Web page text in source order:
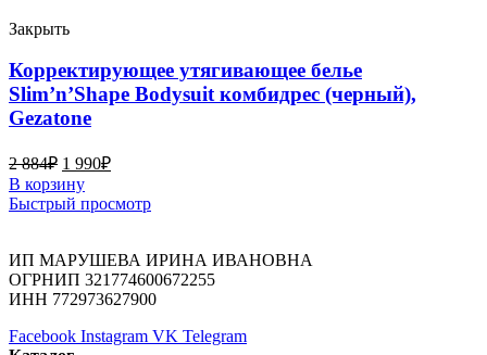
Закрыть
Корректирующее утягивающее белье
Slim’n’Shape Bodysuit комбидрес (черный),
Gezatone
2 884₽ 1 990₽
В корзину
Быстрый просмотр
ИП МАРУШЕВА ИРИНА ИВАНОВНА
ОГРНИП 321774600672255
ИНН 772973627900
Facebook Instagram VK Telegram